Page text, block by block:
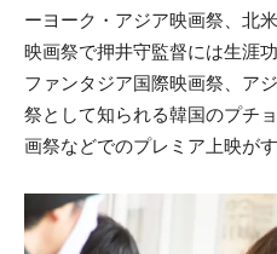
ーヨーク・アジア映画祭、北
映画祭で押井守監督には生涯
ファンタジア国際映画祭、ア
祭として知られる韓国のプチ
画祭などでのプレミア上映が